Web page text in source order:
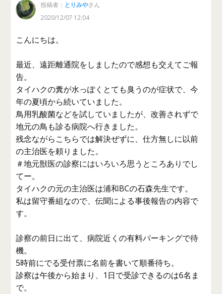
投稿者： とりみやさん
2020/12/07 12:04
こんにちは。
最近、遠距離通院をしましたので感想も交えてご報
告。
タイハクの糞が水っぽくとても臭うのが症状で、今
年の夏頃から続いていました。
鳥用乳酸菌などを試していましたが、改善されずで
地元の鳥も診る病院へ行きました。
残念ながらこちらでは解決ぜずに、仕方無しに以前
の主治医を頼りました。
＃地元獣医の診察にはいろいろ思うところありでし
てー。
タイハクの元の主治医は浦和BCの石森先生です。
私は留守番組なので、伝聞による事後報告の内容で
す。
診察の前日に出て、病院近くの有料パーキングで待
機。
5時前にでる受付票に名前を書いて順番待ち。
診察は午後から始まり、1日で受診できるのは6名ま
で。